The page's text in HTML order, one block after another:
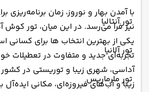
تور آنتالیا
تور آلانیا
تور مارماریس
با آمدن بهار و نوروز، زمان برنامه‌ریزی
یکی از بهترین انتخاب ها برای کسانی
تجربه‌ای جدید و متفاوت در
آداسی، شهری زیبا و توریستی در کشور
زیبا و آب‌های فیروزه‌ای، مکانی ایده‌آل